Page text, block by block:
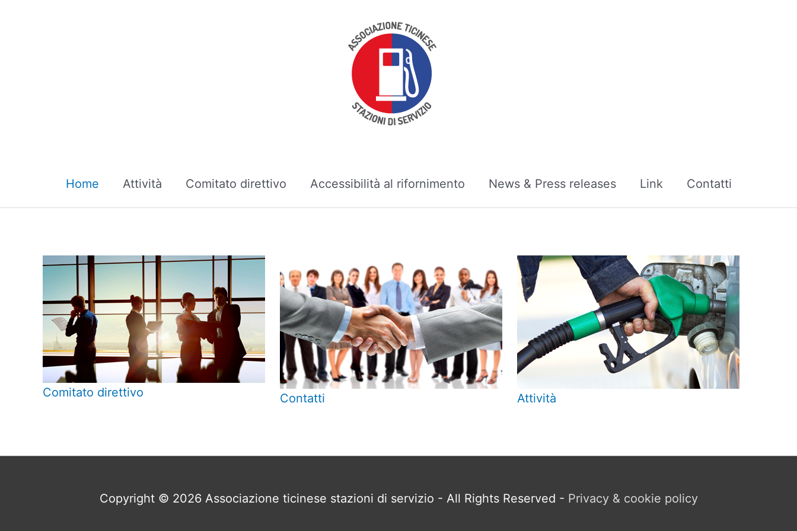
Home Attività Comitato direttivo Accessibilità al rifornimento News & Press releases Link Contatti
Comitato direttivo Contatti Attività
Copyright © 2026 Associazione ticinese stazioni di servizio - All Rights Reserved - Privacy & cookie policy